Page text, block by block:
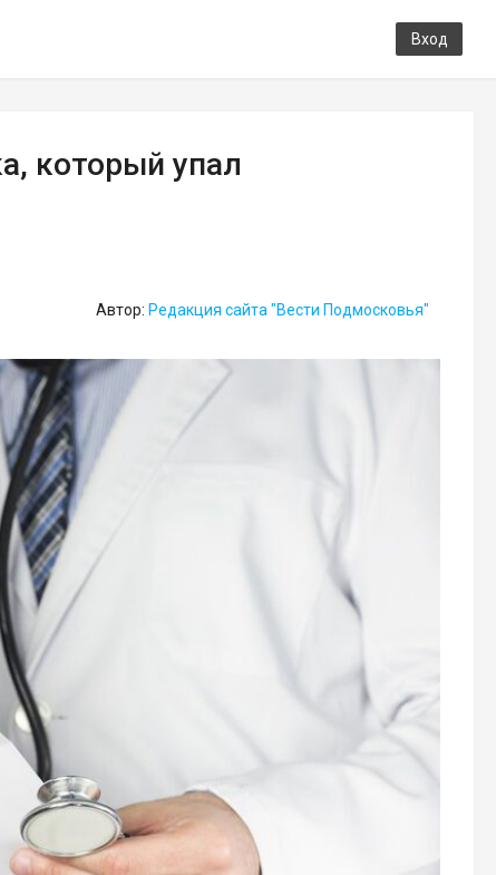
Вход
который упал
Автор: Редакция сайта "Вести Подмосковья"